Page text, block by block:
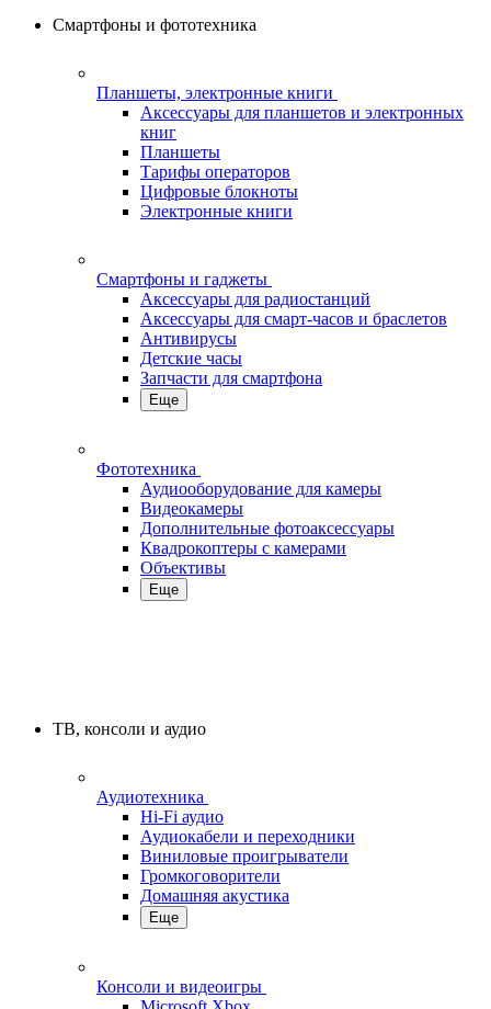
Смартфоны и фототехника
Планшеты, электронные книги
Аксессуары для планшетов и электронных
книг
Планшеты
Тарифы операторов
Цифровые блокноты
Электронные книги
Смартфоны и гаджеты
Аксессуары для радиостанций
Аксессуары для смарт-часов и браслетов
Антивирусы
Детские часы
Запчасти для смартфона
Еще
Фототехника
Аудиооборудование для камеры
Видеокамеры
Дополнительные фотоаксессуары
Квадрокоптеры с камерами
Объективы
Еще
ТВ, консоли и аудио
Аудиотехника
Hi-Fi аудио
Аудиокабели и переходники
Виниловые проигрыватели
Громкоговорители
Домашняя акустика
Еще
Консоли и видеоигры